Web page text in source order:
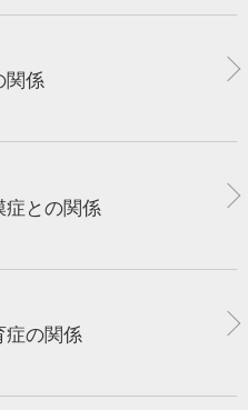
関係
症との関係
症の関係